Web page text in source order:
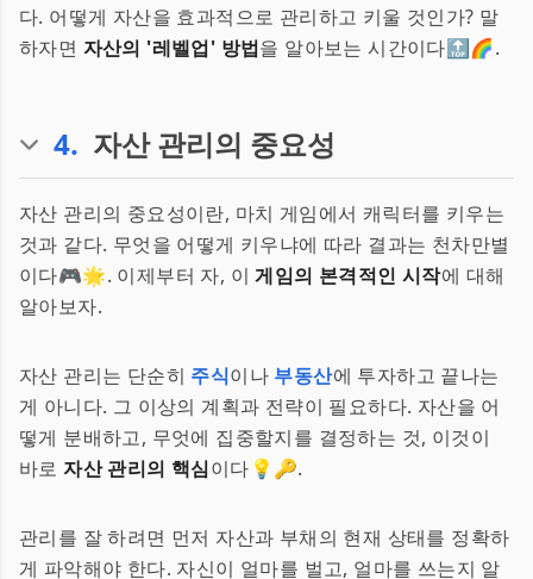
다. 어떻게 자산을 효과적으로 관리하고 키울 것인가? 말
하자면 자산의 '레벨업' 방법을 알아보는 시간이다🔝🌈.
4. 자산 관리의 중요성
자산 관리의 중요성이란, 마치 게임에서 캐릭터를 키우는
것과 같다. 무엇을 어떻게 키우냐에 따라 결과는 천차만별
이다🎮🌟. 이제부터 자, 이게임의 본격적인 시작에 대해
알아보자.
자산 관리는 단순히 주식이나 부동산에 투자하고 끝나는
게 아니다. 그 이상의 계획과 전략이 필요하다. 자산을 어
떻게 분배하고, 무엇에 집중할지를 결정하는 것, 이것이
바로자산 관리의 핵심이다💡🔑.
관리를 잘 하려면 먼저 자산과 부채의 현재 상태를 정확하
게 파악해야 한다. 자신이 얼마를 벌고, 얼마를 쓰는지 알